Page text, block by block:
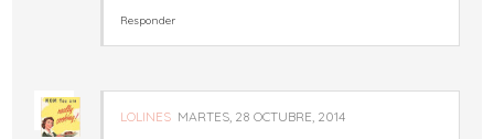
Responder
LOLINES MARTES, 28 OCTUBRE, 2014